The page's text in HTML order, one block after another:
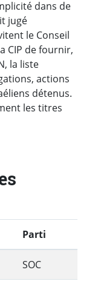
dans de
jugé
le Conseil
CIP de fournir,
la liste
actions
détenus.
les titres
Parti
SOC